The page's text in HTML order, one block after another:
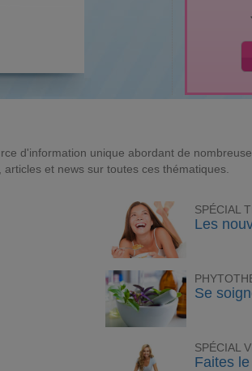
d'information unique abordant de
et news sur toutes ces thématiques.
SPÉCIAL
Les
Se
SPÉCIAL
Faites